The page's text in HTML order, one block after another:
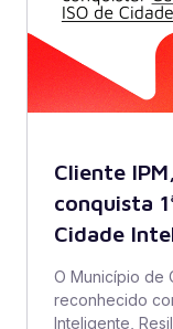
Cliente
conquista
Cidade
O Município de
reconhecido
Inteligente,